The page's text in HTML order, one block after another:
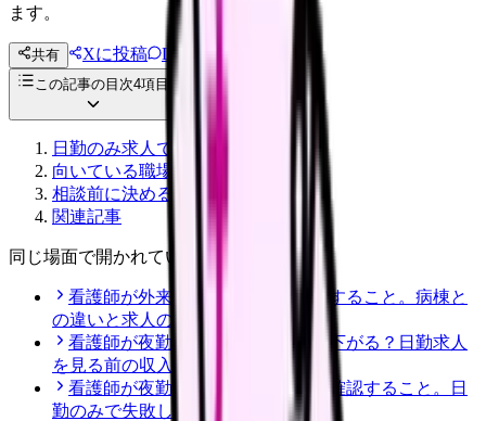
ます。
共有 Xに投稿 LINE
投稿文コピー
この記事の目次4項目
日勤のみ求人で確認すること
向いている職場タイプ
相談前に決める条件
関連記事
同じ場面で開かれている記事
看護師が外来へ転職する前に確認すること。病棟と
の違いと求人の見方
看護師が夜勤なしにすると給料は下がる？日勤求人
を見る前の収入チェック
看護師が夜勤なし求人を探す前に確認すること。日
勤のみで失敗しない見方